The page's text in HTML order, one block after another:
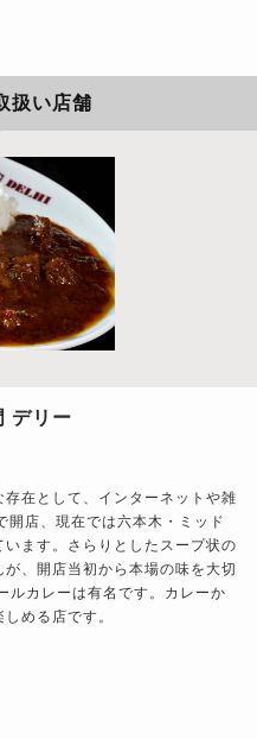
扱い店舗
デリー
在として、インターネットや雑
店、現在では六本木・ミッド
ます。さらりとしたスープ状の
、開店当初から本場の味を大切
ルカレーは有名です。カレーか
める店です。